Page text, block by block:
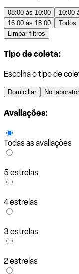
08:00 às 10:00 10:00
16:00 às 18:00
Todos
Limpar filtros
Tipo de coleta:
Escolha o tipo de
Domiciliar No
Avaliações:
Todas as avaliações
5 estrelas
4 estrelas
3 estrelas
2 estrelas